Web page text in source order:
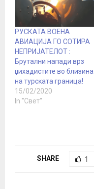
РУСКАТА ВОЕНА
АВИАЦИЈА ГО СОТИРА
НЕПРИЈАТЕЛОТ :
Брутални напади врз
џихадистите во близина
на турската граница!
15/02/2020
In "Свет"
SHARE 1